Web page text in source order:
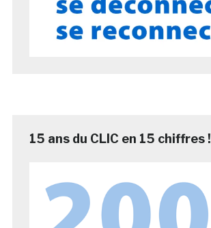
15 ans du CLIC en 15 chiffres !